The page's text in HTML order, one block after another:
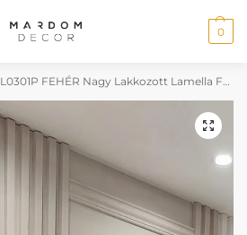
0
L0301P FEHÉR Nagy Lakkozott Lamella Falpanel